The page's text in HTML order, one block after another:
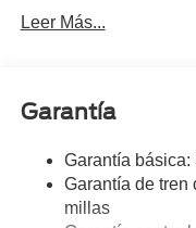
retail/fleet/
in the following
Mississippi,
Texas.
Electronic Transfer
Part And Full-Time
3.80 Axle Ratio
Leer Más...
Garantía
Garantía básica:
Garantía de tren
millas